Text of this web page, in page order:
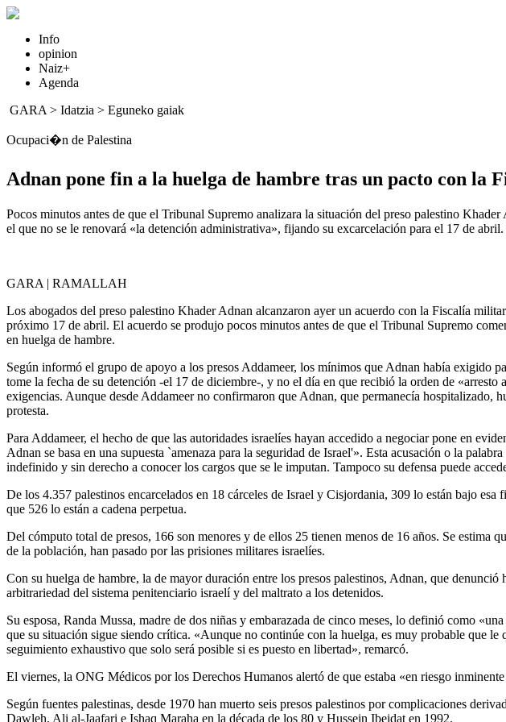
Info
opinion
Naiz+
Agenda
GARA > Idatzia > Eguneko gaiak
Ocupaci�n de Palestina
Adnan pone fin a la huelga de hambre tras un pacto con la
Pocos minutos antes de que el Tribunal Supremo analizara la situación del preso palestino
el que no se le renovará «la detención administrativa», fijando su excarcelación para el 17 de
GARA | RAMALLAH
Los abogados del preso palestino Khader Adnan alcanzaron ayer un acuerdo con la Fiscalía
próximo 17 de abril. El acuerdo se produjo pocos minutos antes de que el Tribunal Supremo
en huelga de hambre.
Según informó el grupo de apoyo a los presos Addameer, los mínimos que Adnan había exigido
tome la fecha de su detención -el 17 de diciembre-, y no el día en que recibió la orden de
exigencias. Aunque desde Addameer no confirmaron que Adnan, que permanecía hospitalizado,
protesta.
Para Addameer, el hecho de que las autoridades israelíes hayan accedido a negociar pone en
Adnan se basa en una supuesta `amenaza para la seguridad de Israel'». Esta acusación o la
indefinido y sin derecho a conocer los cargos que se le imputan. Tampoco su defensa puede
De los 4.357 palestinos encarcelados en 18 cárceles de Israel y Cisjordania, 309 lo están bajo
que 526 lo están a cadena perpetua.
Del cómputo total de presos, 166 son menores y de ellos 25 tienen menos de 16 años. Se
de la población, han pasado por las prisiones militares israelíes.
Con su huelga de hambre, la de mayor duración entre los presos palestinos, Adnan, que
arbitrariedad del sistema penitenciario israelí y del maltrato a los detenidos.
Su esposa, Randa Mussa, madre de dos niñas y embarazada de cinco meses, lo definió como
que su situación sigue siendo crítica. «Aunque no continúe con la huelga, es muy probable que
seguimiento exhaustivo que solo será posible si es puesto en libertad», remarcó.
El viernes, la ONG Médicos por los Derechos Humanos alertó de que estaba «en riesgo
Según fuentes palestinas, desde 1970 han muerto seis presos palestinos por complicaciones
Dawleh, Ali al-Jaafari e Ishaq Maraha en la década de los 80 y Hussein Ibeidat en 1992.